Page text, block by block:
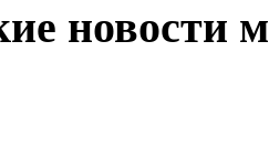
новости